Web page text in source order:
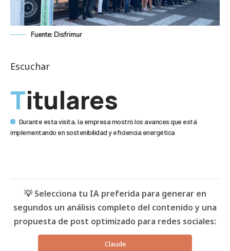
Fuente: Disfrimur
Escuchar
Titulares
Durante esta visita, la empresa mostró los avances que está
implementando en sostenibilidad y eficiencia energética
💡 Selecciona tu IA preferida para generar en
segundos un análisis completo del contenido y una
propuesta de post optimizado para redes sociales:
Claude